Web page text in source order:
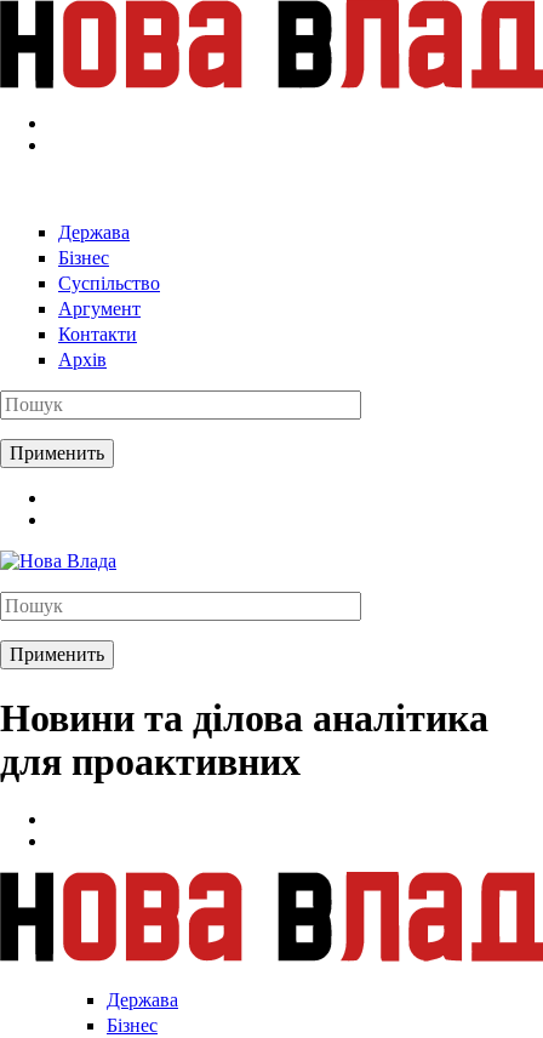
Перейти к основному содержанию
Держава
Бізнес
Суспільство
Аргумент
Контакти
Архів
Новини та ділова аналітика
для проактивних
Держава
Бізнес